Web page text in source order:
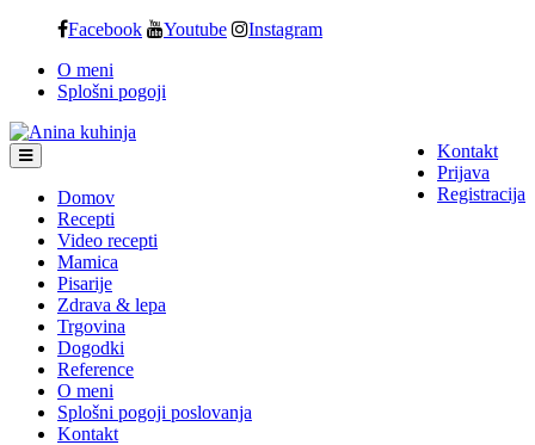
content
Facebook Youtube Instagram
O meni
Splošni pogoji
Kontakt
Prijava
Registracija
Domov
Recepti
Video recepti
Mamica
Pisarije
Zdrava & lepa
Trgovina
Dogodki
Reference
O meni
Splošni pogoji poslovanja
Kontakt